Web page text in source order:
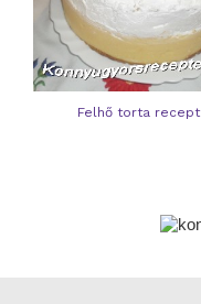
Felhő torta recept